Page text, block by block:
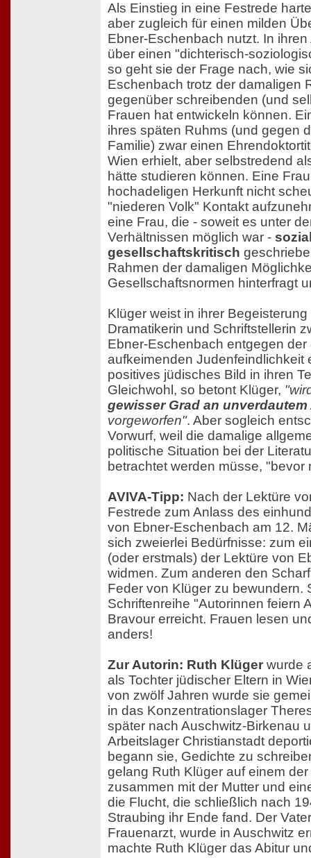
Als Einstieg in eine Festrede
aber zugleich für einen milden
Ebner-Eschenbach nutzt. In
über einen "dichterisch-
so geht sie der Frage nach, wie
Eschenbach trotz der damaligen
gegenüber schreibenden (und
Frauen hat entwickeln können.
ihres späten Ruhms (und gegen
Familie) zwar einen
Wien erhielt, aber selbstredend
hätte studieren können. Eine
hochadeligen Herkunft nicht
"niederen Volk" Kontakt
eine Frau, die - soweit es unter
Verhältnissen möglich war -
gesellschaftskritisch
Rahmen der damaligen
Gesellschaftsnormen hinterfragt
Klüger weist in ihrer
Dramatikerin und Schriftstellerin
Ebner-Eschenbach entgegen der
aufkeimenden Judenfeindlichkeit
positives jüdisches Bild in ihren
Gleichwohl, so betont Klüger,
gewisser Grad an
vorgeworfen". Aber sogleich
Vorwurf, weil die damalige
politische Situation bei der
betrachtet werden müsse, "bevor
AVIVA-Tipp: Nach der Lektüre
Festrede zum Anlass des
von Ebner-Eschenbach am 12.
sich zweierlei Bedürfnisse: zum
(oder erstmals) der Lektüre von
widmen. Zum anderen den
Feder von Klüger zu bewundern.
Schriftenreihe "Autorinnen feiern
Bravour erreicht. Frauen lesen
anders!
Zur Autorin: Ruth Klüger wurde
als Tochter jüdischer Eltern in
von zwölf Jahren wurde sie
in das Konzentrationslager
später nach Auschwitz-Birkenau
Arbeitslager Christianstadt
begann sie, Gedichte zu
gelang Ruth Klüger auf einem
zusammen mit der Mutter und
die Flucht, die schließlich nach
Straubing ihr Ende fand. Der
Frauenarzt, wurde in Auschwitz
machte Ruth Klüger das Abitur